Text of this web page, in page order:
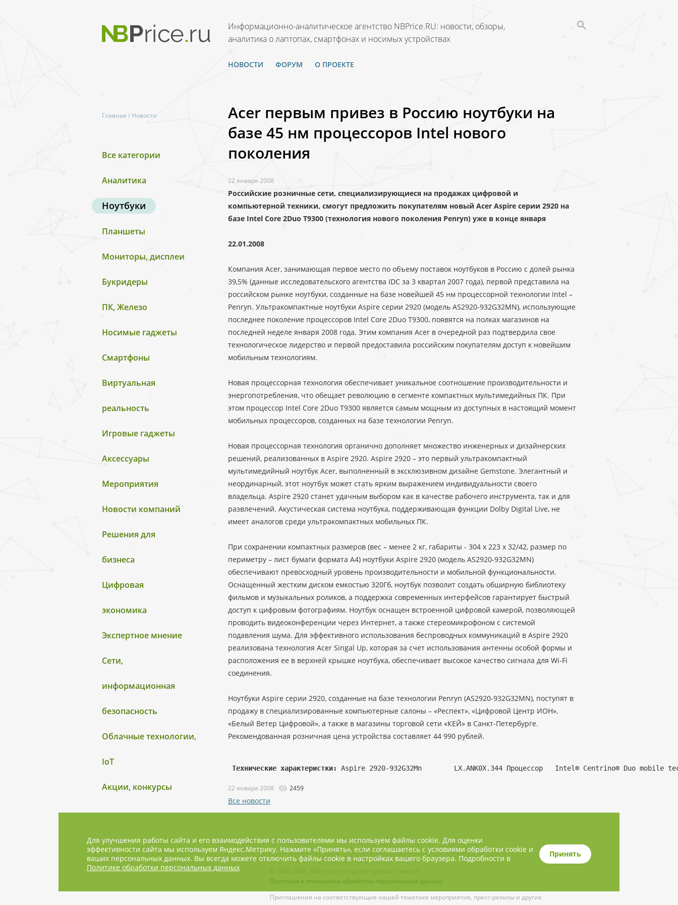
Информационно-аналитическое агентство NBPrice.RU: новости, обзоры,
аналитика о лаптопах, смартфонах и носимых устройствах
НОВОСТИ ФОРУМ О ПРОЕКТЕ
Главная / Новости
Все категории
Аналитика
Ноутбуки
Планшеты
Мониторы, дисплеи
Букридеры
ПК, Железо
Носимые гаджеты
Смартфоны
Виртуальная
реальность
Игровые гаджеты
Аксессуары
Мероприятия
Новости компаний
Решения для
бизнеса
Цифровая
экономика
Экспертное мнение
Сети,
информационная
безопасность
Облачные технологии,
IoT
Акции, конкурсы
Acer первым привез в Россию ноутбуки на
базе 45 нм процессоров Intel нового
поколения
22 января 2008
Российские розничные сети, специализирующиеся на продажах цифровой и
компьютерной техники, смогут предложить покупателям новый Acer Aspire серии 2920 на
базе Intel Core 2Duo T9300 (технология нового поколения Penryn) уже в конце января
22.01.2008
Компания Acer, занимающая первое место по объему поставок ноутбуков в Россию с долей рынка
39,5% (данные исследовательского агентства IDC за 3 квартал 2007 года), первой представила на
российском рынке ноутбуки, созданные на базе новейшей 45 нм процессорной технологии Intel –
Penryn. Ультракомпактные ноутбуки Aspire серии 2920 (модель AS2920-932G32MN), использующие
последнее поколение процессоров Intel Core 2Duo T9300, появятся на полках магазинов на
последней неделе января 2008 года. Этим компания Acer в очередной раз подтвердила свое
технологическое лидерство и первой предоставила российским покупателям доступ к новейшим
мобильным технологиям.
Новая процессорная технология обеспечивает уникальное соотношение производительности и
энергопотребления, что обещает революцию в сегменте компактных мультимедийных ПК. При
этом процессор Intel Core 2Duo T9300 является самым мощным из доступных в настоящий момент
мобильных процессоров, созданных на базе технологии Penryn.
Новая процессорная технология органично дополняет множество инженерных и дизайнерских
решений, реализованных в Aspire 2920. Aspire 2920 – это первый ультракомпактный
мультимедийный ноутбук Acer, выполненный в эксклюзивном дизайне Gemstone. Элегантный и
неординарный, этот ноутбук может стать ярким выражением индивидуальности своего
владельца. Aspire 2920 станет удачным выбором как в качестве рабочего инструмента, так и для
развлечений. Акустическая система ноутбука, поддерживающая функции Dolby Digital Live, не
имеет аналогов среди ультракомпактных мобильных ПК.
При сохранении компактных размеров (вес – менее 2 кг, габариты - 304 x 223 x 32/42, размер по
периметру – лист бумаги формата А4) ноутбуки Aspire 2920 (модель AS2920-932G32MN)
обеспечивают превосходный уровень производительности и мобильной функциональности.
Оснащенный жестким диском емкостью 320Гб, ноутбук позволит создать обширную библиотеку
фильмов и музыкальных роликов, а поддержка современных интерфейсов гарантирует быстрый
доступ к цифровым фотографиям. Ноутбук оснащен встроенной цифровой камерой, позволяющей
проводить видеоконференции через Интернет, а также стереомикрофоном с системой
подавления шума. Для эффективного использования беспроводных коммуникаций в Aspire 2920
реализована технология Acer Singal Up, которая за счет использования антенны особой формы и
расположения ее в верхней крышке ноутбука, обеспечивает высокое качество сигнала для Wi-Fi
соединения.
Ноутбуки Aspire серии 2920, созданные на базе технологии Penryn (AS2920-932G32MN), поступят в
продажу в специализированные компьютерные салоны – «Респект», «Цифровой Центр ИОН»,
«Белый Ветер Цифровой», а также в магазины торговой сети «КЕЙ» в Санкт-Петербурге.
Рекомендованная розничная цена устройства составляет 44 990 рублей.
Технические характеристки:
22 января 2008 2459
Все новости
Политика в отношении обработки персональных данных
Приглашения на соответствующие нашей тематике мероприятия, пресс-релизы и другие
Для улучшения работы сайта и его взаимодействия с пользователями мы используем файлы cookie. Для оценки
эффективности сайта мы используем Яндекс.Метрику. Нажмите «Принять», если соглашаетесь с условиями обработки cookie и
ваших персональных данных. Вы всегда можете отключить файлы cookie в настройках вашего браузера. Подробности в
Политике обработки персональных данных
Принять